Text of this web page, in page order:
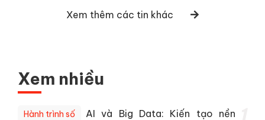
Xem thêm các tin khác
Xem nhiều
Hành trình số
AI và Big Data: Kiến tạo nền